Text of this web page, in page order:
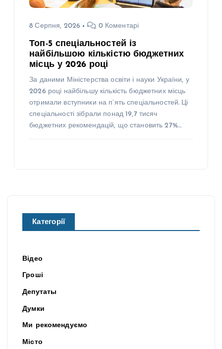
8 Серпня, 2026 0 Коментарі
Топ-5 спеціальностей із
найбільшою кількістю бюджетних
місць у 2026 році
За даними Міністерства освіти і науки України, у
2026 році найбільшу кількість бюджетних місць
отримали вступники на п’ять спеціальностей. Ці
спеціальності зібрали понад 19,7 тисяч
бюджетних рекомендацій, що становить 27%…
Категорії
Відео
Гроші
Депутаты
Думки
Ми рекомендуємо
Місто